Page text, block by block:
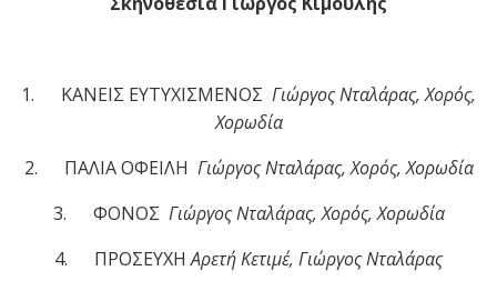
1. ΚΑΝΕΙΣ ΕΥΤΥΧΙΣΜΕΝΟΣ Γιώργος Νταλάρας, Χορός,
Χορωδία
2. ΠΑΛΙΑ ΟΦΕΙΛΗ Γιώργος Νταλάρας, Χορός, Χορωδία
3. ΦΟΝΟΣ Γιώργος Νταλάρας, Χορός, Χορωδία
4. ΠΡΟΣΕΥΧΗΑρετή Κετιμέ, Γιώργος Νταλάρας